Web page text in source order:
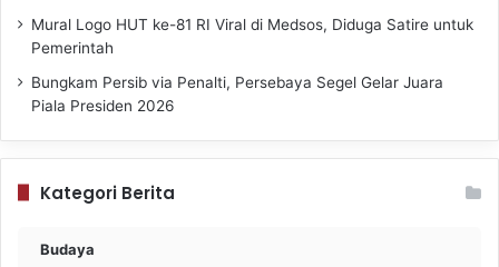
Mural Logo HUT ke-81 RI Viral di Medsos, Diduga Satire untuk
Pemerintah
Bungkam Persib via Penalti, Persebaya Segel Gelar Juara
Piala Presiden 2026
Kategori Berita
Budaya